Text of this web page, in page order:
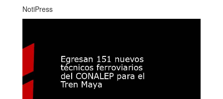
NotiPress